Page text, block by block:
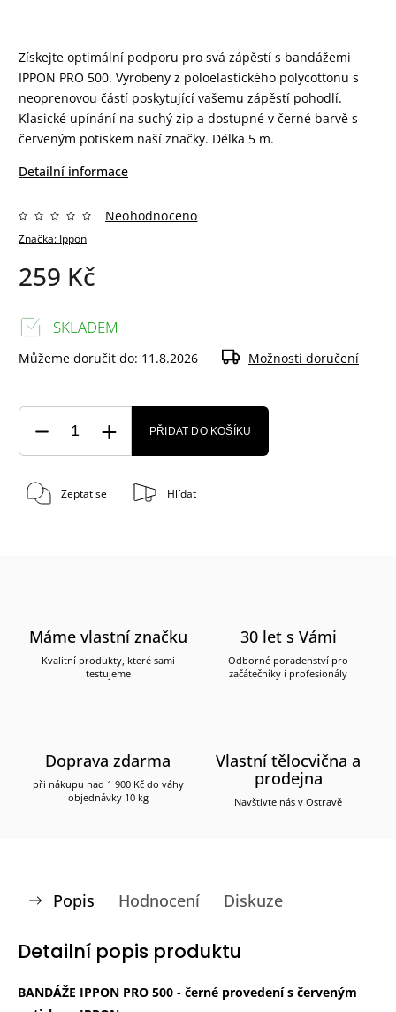
Získejte optimální podporu pro svá zápěstí s bandážemi
IPPON PRO 500. Vyrobeny z poloelastického polycottonu s
neoprenovou částí poskytující vašemu zápěstí pohodlí.
Klasické upínání na suchý zip a dostupné v černé barvě s
červeným potiskem naší značky. Délka 5 m.
Detailní informace
Značka: Ippon
Neohodnoceno
259 Kč
SKLADEM
Můžeme doručit do: 11.8.2026 Možnosti doručení
PŘIDAT DO KOŠÍKU
Zeptat se Hlídat
Máme vlastní značku
Kvalitní produkty, které sami
testujeme
30 let s Vámi
Odborné poradenství pro
začátečníky i profesionály
Doprava zdarma
při nákupu nad 1 900 Kč do váhy
objednávky 10 kg
Vlastní tělocvična a
prodejna
Navštivte nás v Ostravě
Popis Hodnocení Diskuze
Detailní popis produktu
BANDÁŽE IPPON PRO 500 - černé provedení s červeným